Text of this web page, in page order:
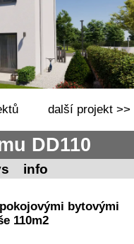
další projekt >>
DD110
info
bytovými
110m2